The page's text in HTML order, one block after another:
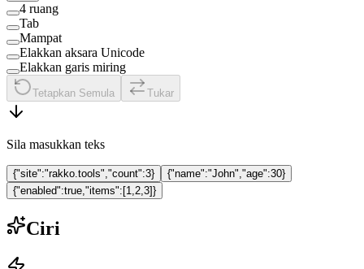
4 ruang
Tab
Mampat
Elakkan aksara Unicode
Elakkan garis miring
Tetapkan Semula Tukar
Sila masukkan teks
{"site":"rakko.tools","count":3}
{"name":"John","age":30}
{"enabled":true,"items":[1,2,3]}
Ciri